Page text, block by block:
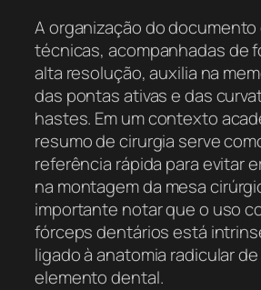
A organização do documento
técnicas, acompanhadas de
alta resolução, auxilia na
das pontas ativas e das
hastes. Em um contexto
resumo de cirurgia serve
referência rápida para evitar
na montagem da mesa
importante notar que o uso
fórceps dentários está
ligado à anatomia radicular
elemento dental.